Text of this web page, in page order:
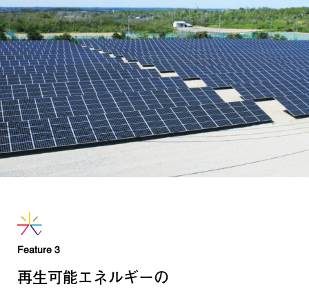
Feature 3
再生可能エネルギーの